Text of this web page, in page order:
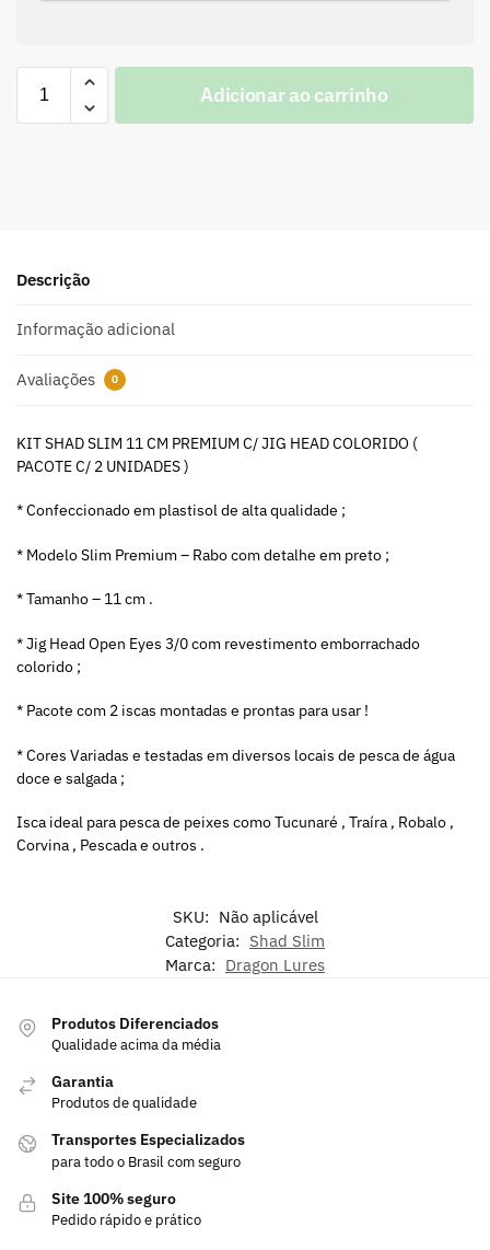
Adicionar ao carrinho
a
i
e
Descrição
Informação adicional
Avaliações 0
KIT SHAD SLIM 11 CM PREMIUM C/ JIG HEAD COLORIDO (
PACOTE C/ 2 UNIDADES )
* Confeccionado em plastisol de alta qualidade ;
* Modelo Slim Premium – Rabo com detalhe em preto ;
* Tamanho – 11 cm .
* Jig Head Open Eyes 3/0 com revestimento emborrachado
colorido ;
* Pacote com 2 iscas montadas e prontas para usar !
* Cores Variadas e testadas em diversos locais de pesca de água
doce e salgada ;
Isca ideal para pesca de peixes como Tucunaré , Traíra , Robalo ,
Corvina , Pescada e outros .
SKU: Não aplicável
Categoria: Shad Slim
Marca: Dragon Lures
Produtos Diferenciados
Qualidade acima da média
Garantia
Produtos de qualidade
Transportes Especializados
para todo o Brasil com seguro
Site 100% seguro
Pedido rápido e prático